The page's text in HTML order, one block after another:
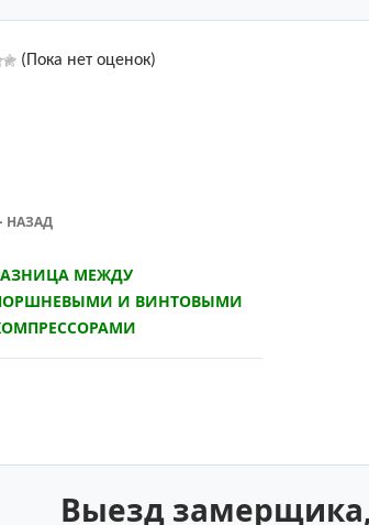
(Пока нет оценок)
НАЗАД
МЕЖДУ
И ВИНТОВЫМИ
Выезд замерщика,